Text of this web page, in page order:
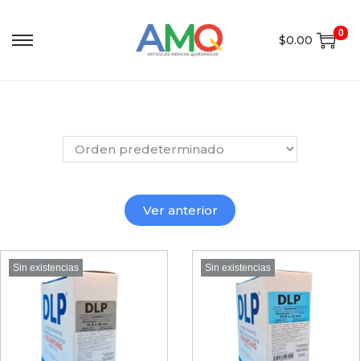
$0.00
0
Ver anterior
Sin existencias Sin existencias